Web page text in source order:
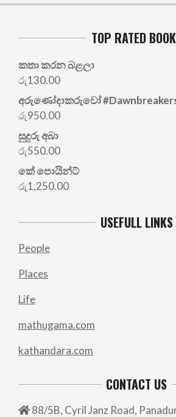
TOP RATED
කතා කරන බළලා
රු130.00
අරු‍ණෝදාකරුවෝ
රු950.00
සුදුරු අබා
රු550.00
කේ පොයින්ට්
රු1,250.00
USEFULL LINKS
People
Places
Life
mathugama.com
kathandara.com
CONTACT US
88/5B, Cyril Janz Road,